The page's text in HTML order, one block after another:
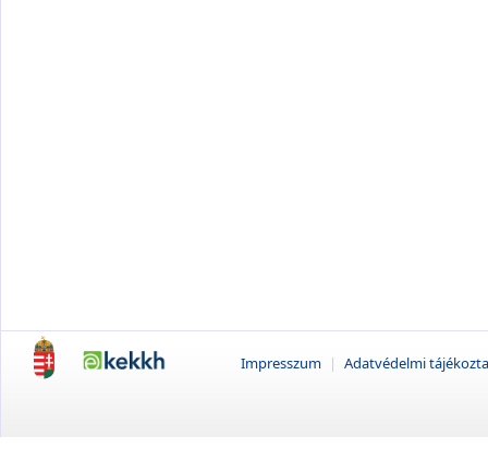
Impresszum | Adatvédelmi